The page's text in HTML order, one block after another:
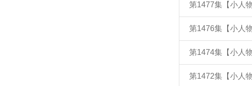
第1477集【小人
第1476集【小人
第1474集【小人
第1472集【小人